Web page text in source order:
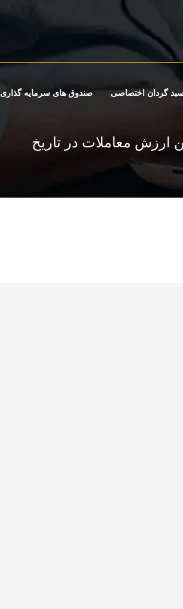
گردان اختصاصی صندوق های سرمایه گذاری
ارزش معاملات در تاریخ